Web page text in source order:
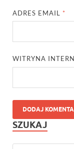
ADRES EMAIL *
WITRYNA
SZUKAJ